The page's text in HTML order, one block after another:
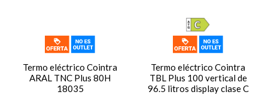
Termo eléctrico Cointra
ARAL TNC Plus 80H
18035
Termo eléctrico Cointra
TBL Plus 100 vertical de
96.5 litros display clase C